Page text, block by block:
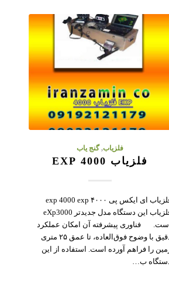
فلزیاب,گنج یاب
فلزیاب 4000 EXP
فلزیاب ای ایکس پی ۴۰۰۰ exp 4000 exp
فلزیاب این دستگاه مدل جدیدتر eXp3000
فناوری پیشرفته آن امکان عملکرد
دقیق با وضوح فوق‌العاده، تا عمق ۲۵ متری
را فراهم آورده است. استفاده از این
ب…